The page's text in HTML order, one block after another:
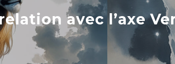
avec l’axe